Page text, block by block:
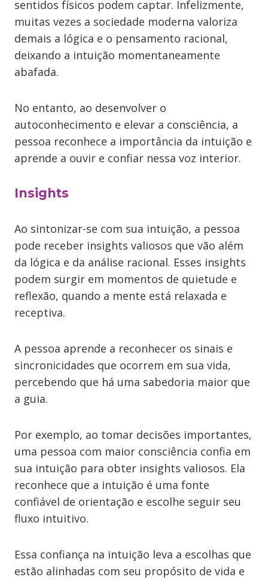
sentidos físicos podem captar. Infelizmente,
muitas vezes a sociedade moderna valoriza
demais a lógica e o pensamento racional,
deixando a intuição momentaneamente
abafada.
No entanto, ao desenvolver o
autoconhecimento e elevar a consciência, a
pessoa reconhece a importância da intuição e
aprende a ouvir e confiar nessa voz interior.
Insights
Ao sintonizar-se com sua intuição, a pessoa
pode receber insights valiosos que vão além
da lógica e da análise racional. Esses insights
podem surgir em momentos de quietude e
reflexão, quando a mente está relaxada e
receptiva.
A pessoa aprende a reconhecer os sinais e
sincronicidades que ocorrem em sua vida,
percebendo que há uma sabedoria maior que
a guia.
Por exemplo, ao tomar decisões importantes,
uma pessoa com maior consciência confia em
sua intuição para obter insights valiosos. Ela
reconhece que a intuição é uma fonte
confiável de orientação e escolhe seguir seu
fluxo intuitivo.
Essa confiança na intuição leva a escolhas que
estão alinhadas com seu propósito de vida e